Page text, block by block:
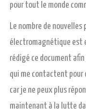
pour tout le monde
Le nombre de nouvelles
électromagnétique est
rédigé ce document
qui me contactent pour
car je ne peux plus
maintenant à la lutte